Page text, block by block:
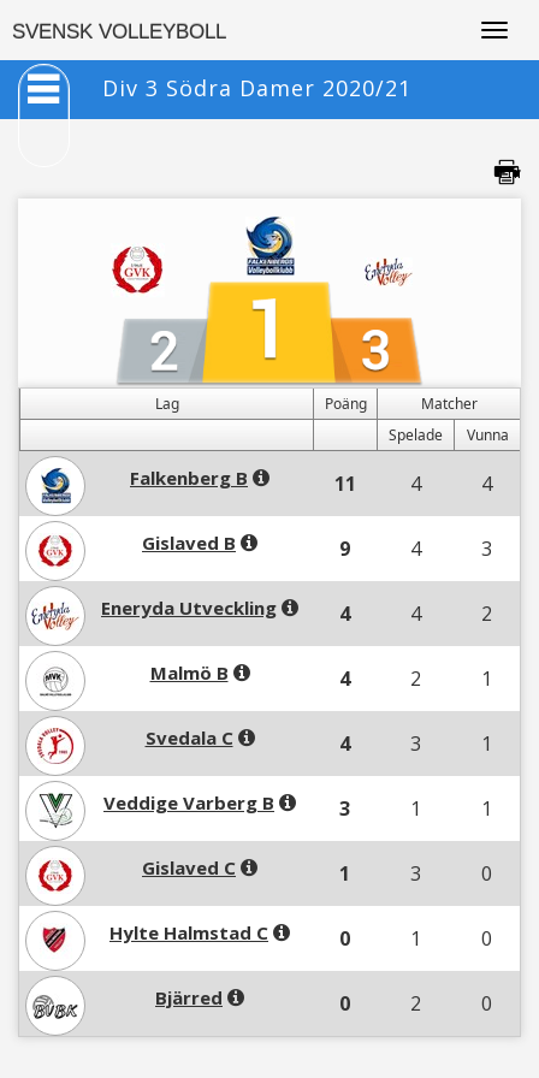
SVENSK VOLLEYBOLL
Div 3 Södra Damer 2020/21
Lag Poäng
Matcher
Spelade
Vunna
Falkenberg B 11 4 4
Gislaved B 9 4 3
Eneryda Utveckling 4 4 2
Malmö B 4 2 1
Svedala C 4 3 1
Veddige Varberg B 3 1 1
Gislaved C 1 3 0
Hylte Halmstad C 0 1 0
Bjärred 0 2 0